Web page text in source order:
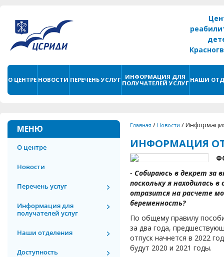
О ЦЕНТРЕ НОВОСТИ ПЕРЕЧЕНЬ УСЛУГ
ИНФОРМАЦИЯ ДЛЯ
ПОЛУЧАТЕЛЕЙ УСЛУГ НАШИ
МЕНЮ
О центре
Новости
Перечень услуг
Информация для
получателей услуг
Наши отделения
Доступность
Главная / Новости /
ИНФОРМАЦИЯ
- Собираюсь в декрет за
поскольку я находилась
отразится на расчете
беременность?
По общему правилу
за два года,
отпуск начнется в 2022
будут 2020 и 2021 годы.